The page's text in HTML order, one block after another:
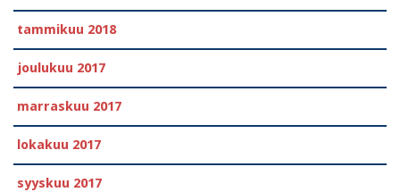
tammikuu 2018
joulukuu 2017
marraskuu 2017
lokakuu 2017
syyskuu 2017